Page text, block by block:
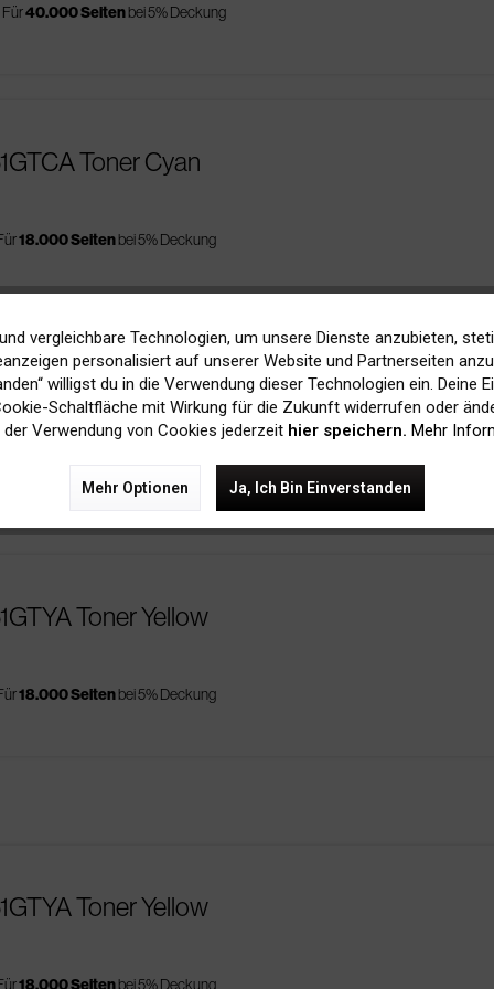
Für40.000 Seitenbei 5% Deckung
Toner Cyan
18.000 Seitenbei 5% Deckung
Toner Magenta
Toner Yellow
18.000 Seitenbei 5% Deckung
Toner Yellow
18.000 Seitenbei 5% Deckung
vergleichbare Technologien, um unsere Dienste anzubieten,
personalisiert auf unserer Website und Partnerseiten
willigst du in die Verwendung dieser Technologien ein. Deine
Schaltfläche mit Wirkung für die Zukunft widerrufen oder
Verwendung von Cookies jederzeit hier speichern. Mehr
Mehr Optionen Ja, Ich Bin Einverstanden